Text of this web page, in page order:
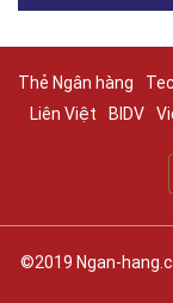
Thẻ Ngân hàng
Liên Việt
BIDV
©2019 Ngan-